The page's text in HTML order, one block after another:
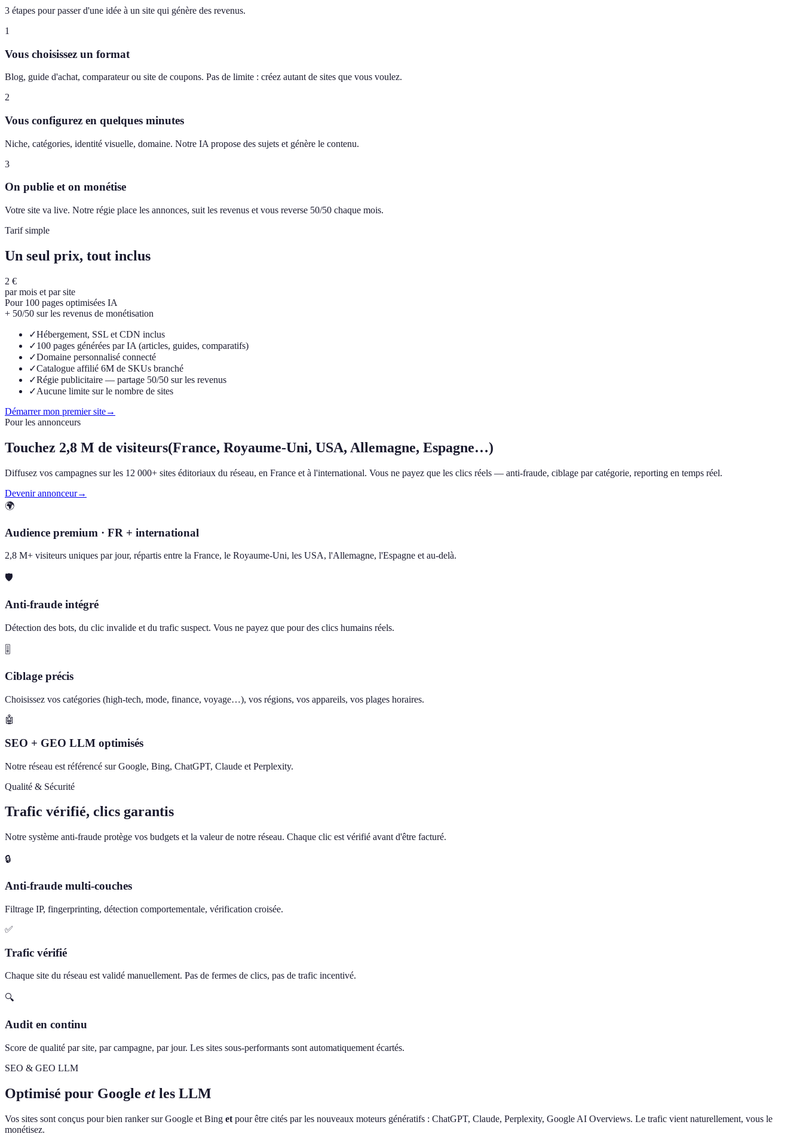
3 étapes pour passer d'une idée à un site qui génère des revenus.
1
Vous choisissez un format
Blog, guide d'achat, comparateur ou site de coupons. Pas de limite : créez autant de sites que vous voulez.
2
Vous configurez en quelques minutes
Niche, catégories, identité visuelle, domaine. Notre IA propose des sujets et génère le contenu.
3
On publie et on monétise
Votre site va live. Notre régie place les annonces, suit les revenus et vous reverse 50/50 chaque mois.
Tarif simple
Un seul prix, tout inclus
2 €
par mois et par site
Pour 100 pages optimisées IA
+ 50/50 sur les revenus de monétisation
✓Hébergement, SSL et CDN inclus
✓100 pages générées par IA (articles, guides, comparatifs)
✓Domaine personnalisé connecté
✓Catalogue affilié 6M de SKUs branché
✓Régie publicitaire — partage 50/50 sur les revenus
✓Aucune limite sur le nombre de sites
Démarrer mon premier site→
Pour les annonceurs
Touchez 2,8 M de visiteurs(France, Royaume-Uni, USA, Allemagne, Espagne…)
Diffusez vos campagnes sur les 12 000+ sites éditoriaux du réseau, en France et à l'international. Vous ne payez que les clics réels — anti-fraude, ciblage par catégorie, reporting en temps réel.
Devenir annonceur→
🌍
Audience premium · FR + international
2,8 M+ visiteurs uniques par jour, répartis entre la France, le Royaume-Uni, les USA, l'Allemagne, l'Espagne et au-delà.
🛡️
Anti-fraude intégré
Détection des bots, du clic invalide et du trafic suspect. Vous ne payez que pour des clics humains réels.
🎚️
Ciblage précis
Choisissez vos catégories (high-tech, mode, finance, voyage…), vos régions, vos appareils, vos plages horaires.
🤖
SEO + GEO LLM optimisés
Notre réseau est référencé sur Google, Bing, ChatGPT, Claude et Perplexity.
Qualité & Sécurité
Trafic vérifié, clics garantis
Notre système anti-fraude protège vos budgets et la valeur de notre réseau. Chaque clic est vérifié avant d'être facturé.
🔒
Anti-fraude multi-couches
Filtrage IP, fingerprinting, détection comportementale, vérification croisée.
✅
Trafic vérifié
Chaque site du réseau est validé manuellement. Pas de fermes de clics, pas de trafic incentivé.
🔍
Audit en continu
Score de qualité par site, par campagne, par jour. Les sites sous-performants sont automatiquement écartés.
SEO & GEO LLM
Optimisé pour Google et les LLM
Vos sites sont conçus pour bien ranker sur Google et Bing et pour être cités par les nouveaux moteurs génératifs : ChatGPT, Claude, Perplexity, Google AI Overviews. Le trafic vient naturellement, vous le
monétisez.